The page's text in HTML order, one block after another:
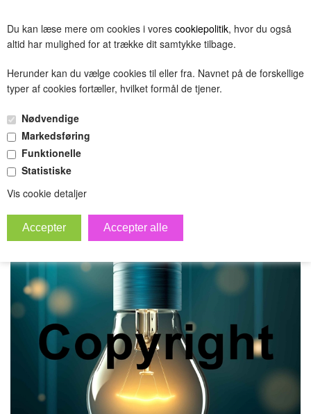
Du kan læse mere om cookies i vores cookiepolitik, hvor du også
altid har mulighed for at trække dit samtykke tilbage.
Herunder kan du vælge cookies til eller fra. Navnet på de forskellige
typer af cookies fortæller, hvilket formål de tjener.
Nødvendige
Markedsføring
Funktionelle
Statistiske
Vis cookie detaljer
(0.00 DKK)
Gavekort 1000
Forside»test gruppe